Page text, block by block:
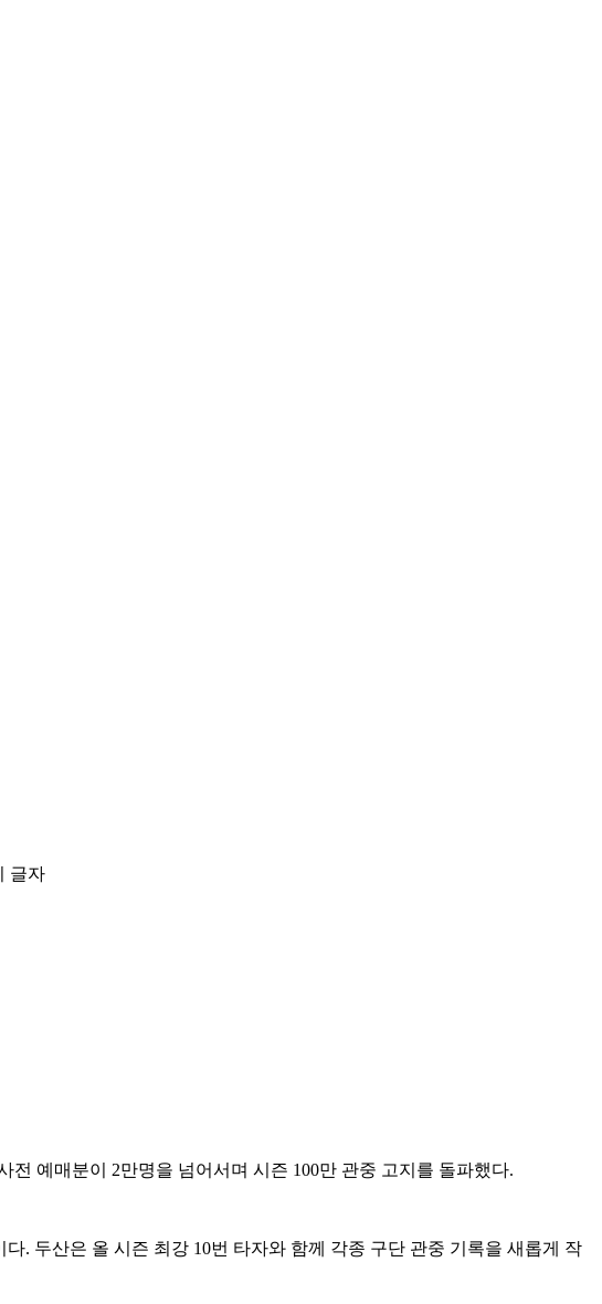
글자
전 예매분이 2만명을 넘어서며 시즌 100만 관중 고지를 돌파했다.
. 두산은 올 시즌 최강 10번 타자와 함께 각종 구단 관중 기록을 새롭게 작